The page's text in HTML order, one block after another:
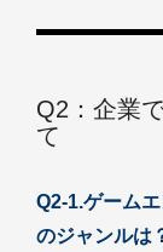
Q2：企業
て
Q2-1.ゲーム
のジャンルは